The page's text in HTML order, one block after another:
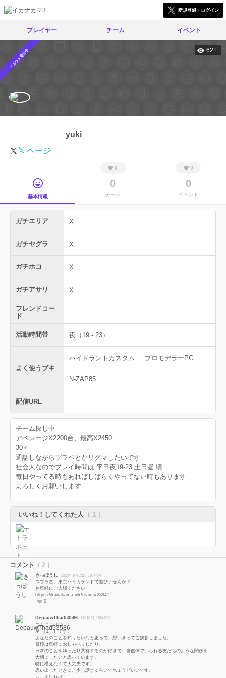
新規登録・ログイン
プレイヤー チーム イベント
スカウト受付中 621
yuki
𝕏 ページ
基本情報
0
0
チーム
0
0
イベント
ガチエリア X
ガチヤグラ X
ガチホコ X
ガチアサリ X
フレンドコー
ド
活動時間帯 夜（19 - 23）
よく使うブキ
ハイドラントカスタム プロモデラーPG
N-ZAP85
配信URL
チーム探し中
アベレージX2200台、最高X2450
30♂
通話しながらプラベとかリグマしたいです
社会人なのでプレイ時間は 平日夜19-23 土日昼 頃
毎日やってる時もあればしばらくやってない時もあります
よろしくお願いします
いいね！してくれた人 （ 1 ）
コメント （ 2 ）
きっぽうし 2020年9月22日 18時4分
スプラ窓、東京ハイカランドで遊びませんか？
お気軽にご入場ください
https://ikanakama.ink/teams/23941
0
DepauwThad53586 1月16日 21時45分
こんにちは😊
星（ほし）です。
あなたのことを知りたいなと思って、思いきってご挨拶しました。
普段は気軽におしゃべりしたり、
日常のことをゆったり共有するのが好きで、自然体でいられる友だちのような関係を
大切にしたいと思っています。
特に構えなくて大丈夫です。
思い出したときに、少し話すくらいでちょうどいいです。